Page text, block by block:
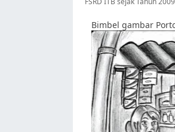
Bimbel gambar